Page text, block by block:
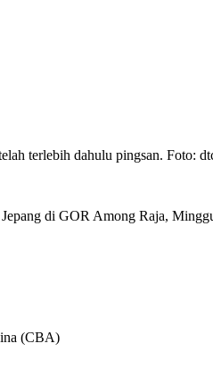
terlebih dahulu pingsan. Foto:
di GOR Among Raja,
(CBA)